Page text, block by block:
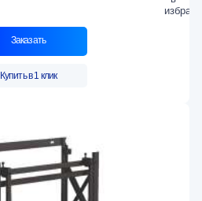
Заказать
Купить в 1 клик